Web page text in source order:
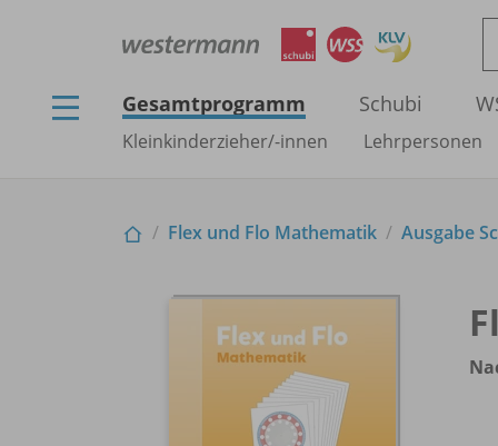
Gesamtprogramm Schubi
Kleinkinderzieher/-innen Lehrpersonen
Flex und Flo Mathematik Ausgabe